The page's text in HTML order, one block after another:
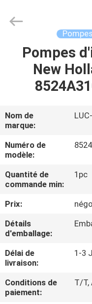
MAISON
PRODUITS
VIDÉOS
À
PROPOS
NOUS
VISITE
DE
L'USINE
Parts
Pompes
New
Nom de
marque:
Numéro de
modèle:
Quantité de
commande min:
1pc
Prix:
Détails
d'emballage:
Délai de
livraison:
1-3
Conditions de
paiement:
T/T,